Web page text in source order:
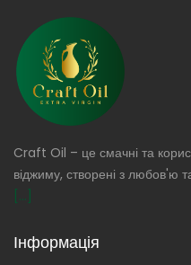
Craft Oil – це смачні та
віджиму, створені з любов'ю
[...]
Інформація